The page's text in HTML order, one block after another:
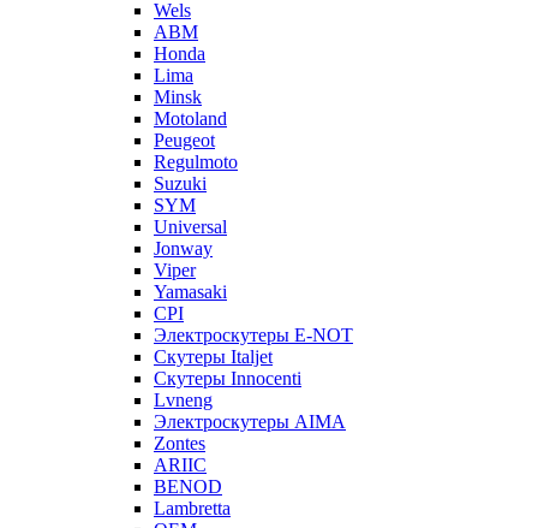
Wels
ABM
Honda
Lima
Minsk
Motoland
Peugeot
Regulmoto
Suzuki
SYM
Universal
Jonway
Viper
Yamasaki
CPI
Электроскутеры E-NOT
Скутеры Italjet
Скутеры Innocenti
Lvneng
Электроскутеры AIMA
Zontes
ARIIC
BENOD
Lambretta